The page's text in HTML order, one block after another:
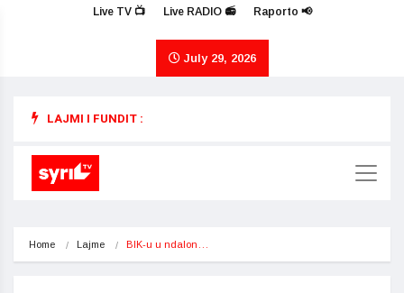
Live TV 📺 Live RADIO 📻 Raporto 📢
July 29, 2026
LAJMI I FUNDIT :
Home Lajme BIK-u u ndalon…